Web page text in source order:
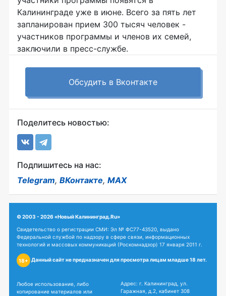
Калининграде уже в июне. Всего за пять лет
запланирован прием 300 тысяч человек -
участников программы и членов их семей,
заключили в пресс-службе.
Обсудить в Вконтакте
Поделитесь новостью:
Подпишитесь на нас:
Telegram, ВКонтакте, MAX
© 2003 - 2026 «Новый Калининград.Ru»
Свидетельство о регистрации СМИ: Эл № ФС77-43520, выдано
Федеральной службой по надзору в сфере связи, информационных
технологий и массовых коммуникаций (Роскомнадзор) 17 января 2011 г.
18+ Данный сайт не предназначен для просмотра лицам младше 18 лет.
Любое использование, либо
копирование материалов или
Адрес: г. Калининград, ул.
Гаражная, д.2, кабинет 308